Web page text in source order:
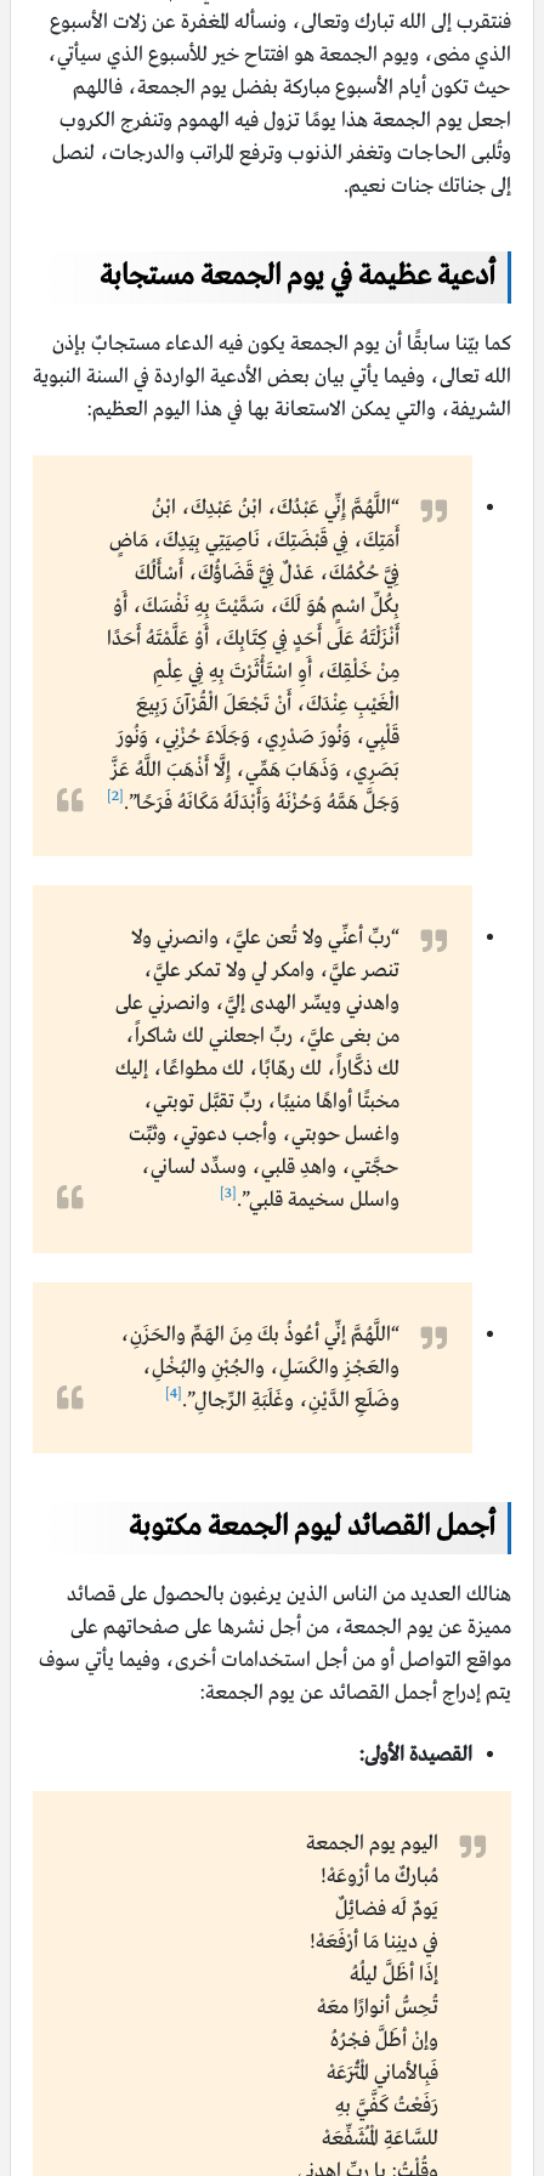
فنتقرب إلى الله تبارك وتعالى، ونسأله المغفرة عن زلات الأسبوع
الذي مضى، ويوم الجمعة هو افتتاح خير للأسبوع الذي سيأتي،
حيث تكون أيام الأسبوع مباركة بفضل يوم الجمعة، فاللهم
اجعل يوم الجمعة هذا يومًا تزول فيه الهموم وتنفرج الكروب
وتُلبى الحاجات وتغفر الذنوب وترفع المراتب والدرجات، لنصل
إلى جناتك جنات نعيم.
أدعية عظيمة في يوم الجمعة مستجابة
كما بيّنا سابقًا أن يوم الجمعة يكون فيه الدعاء مستجابٌ بإذن
الله تعالى، وفيما يأتي بيان بعض الأدعية الواردة في السنة النبوية
الشريفة، والتي يمكن الاستعانة بها في هذا اليوم العظيم:
“اللَّهُمَّ إِنِّي عَبْدُكَ، ابْنُ عَبْدِكَ، ابْنُ
أَمَتِكَ، فِي قَبْضَتِكَ، نَاصِيَتِي بِيَدِكَ، مَاضٍ
فِيَّ حُكْمُكَ، عَدْلٌ فِيَّ قَضَاؤُكَ، أَسْأَلُكَ
بِكُلِّ اسْمٍ هُوَ لَكَ، سَمَّيْتَ بِهِ نَفْسَكَ، أَوْ
أَنْزَلْتَهُ عَلَى أَحَدٍ فِي كِتَابِكَ، أَوْ عَلَّمْتَهُ أَحَدًا
مِنْ خَلْقِكَ، أَوِ اسْتَأْثَرْتَ بِهِ فِي عِلْمِ
الْغَيْبِ عِنْدَكَ، أَنْ تَجْعَلَ الْقُرْآنَ رَبِيعَ
قَلْبِي، وَنُورَ صَدْرِي، وَجَلَاءَ حُزْنِي، وَنُورَ
بَصَرِي، وَذَهَابَ هَمِّي، إِلَّا أَذْهَبَ اللَّهُ عَزَّ
وَجَلَّ هَمَّهُ وَحُزْنَهُ وَأَبْدَلَهُ مَكَانَهُ فَرَحًا”.[2]
“ربِّ أعنِّي ولا تُعن عليَّ، وانصرني ولا
تنصر عليَّ، وامكر لي ولا تمكر عليَّ،
واهدني ويسِّر الهدى إليَّ، وانصرني على
من بغى عليَّ، ربِّ اجعلني لك شاكراً،
لك ذكَّاراً، لك رهّابًا، لك مطواعًا، إليك
مخبتًا أواهًا منيبًا، ربِّ تقبَّل توبتي،
واغسل حوبتي، وأجب دعوتي، وثبِّت
حجَّتي، واهدِ قلبي، وسدِّد لساني،
واسلل سخيمة قلبي”.[3]
“اللَّهُمَّ إنِّي أعُوذُ بكَ مِنَ الهَمِّ والحَزَنِ،
والعَجْزِ والكَسَلِ، والجُبْنِ والبُخْلِ،
وضَلَعِ الدَّيْنِ، وغَلَبَةِ الرِّجالِ”.[4]
أجمل القصائد ليوم الجمعة مكتوبة
هنالك العديد من الناس الذين يرغبون بالحصول على قصائد
مميزة عن يوم الجمعة، من أجل نشرها على صفحاتهم على
مواقع التواصل أو من أجل استخدامات أخرى، وفيما يأتي سوف
يتم إدراج أجمل القصائد عن يوم الجمعة:
القصيدة الأولى:
اليوم يوم الجمعة
مُباركٌ ما أرْوعَهْ!
يَومٌ لَه فضائِلٌ
في دينِنا مَا أرْفَعَهْ!
إذَا أظَلَّ ليلُهُ
تُحِسُّ أنوارًا معَهْ
وإنْ أطَلَّ فجْرُهُ
فَبِالأماني الْمُتْرَعَهْ
رَفَعْتُ كَفَّيَّ بهِ
للسَّاعَةِ الْمُشَفِّعَهْ